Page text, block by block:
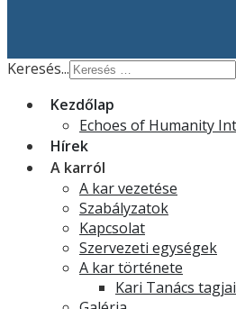
Keresés...
Kezdőlap
Echoes of Humanity
Hírek
A karról
A kar vezetése
Szabályzatok
Kapcsolat
Szervezeti egységek
A kar története
Kari Tanács tagjai